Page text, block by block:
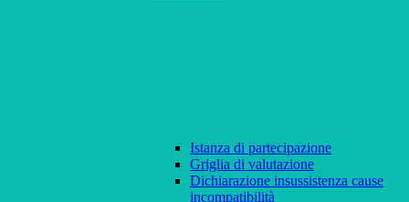
Istanza di partecipazione
Griglia di valutazione
Dichiarazione insussistenza cause
incompatibilità